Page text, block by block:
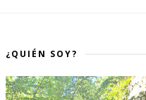
¿QUIÉN SOY?